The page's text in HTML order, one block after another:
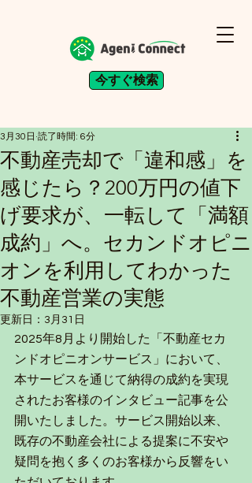
今すぐ検索
不動産売却で「違和感」を
感じたら？200万円の値下
げ要求が、一転して「満額
成約」へ。セカンドオピニ
オンを利用してわかった
不動産営業の実態
3月30日 読了時間: 6分
更新日： 3月31日
2025年8月より開始した「不動産セカ
ンドオピニオンサービス」において、
本サービスを通じて納得の成約を実現
されたお客様のインタビュー記事を公
開いたしました。サービス開始以来、
既存の不動産会社による提案に不安や
疑問を抱く多くのお客様から反響をい